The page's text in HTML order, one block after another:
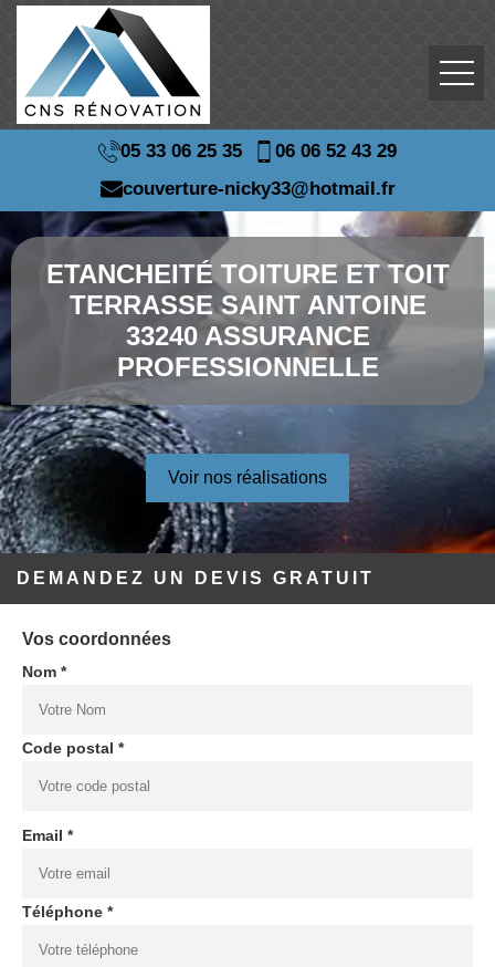
05 33 06 25 35
06 06 52 43 29
couverture-nicky33@hotmail.fr
ETANCHEITÉ TOITURE ET TOIT
TERRASSE SAINT ANTOINE
33240 ASSURANCE
PROFESSIONNELLE
Voir nos réalisations
DEMANDEZ UN DEVIS GRATUIT
Vos coordonnées
Nom *
Code postal *
Email *
Téléphone *